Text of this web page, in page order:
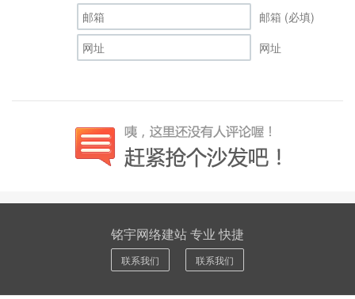
邮箱 (必填)
网址
铭宇网络建站 专业 快捷
联系我们 联系我们